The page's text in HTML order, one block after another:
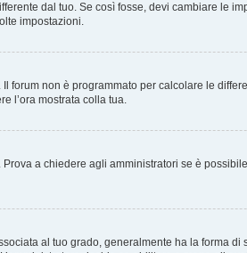
dal tuo. Se così fosse, devi cambiare le
impostazioni.
forum non è programmato per calcolare le
l’ora mostrata colla tua.
a chiedere agli amministratori se è
al tuo grado, generalmente ha la forma